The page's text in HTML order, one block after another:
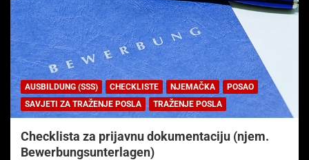
AUSBILDUNG (SSS) CHECKLISTE NJEMAČKA
POSAO
SAVJETI ZA TRAŽENJE POSLA
TRAŽENJE POSLA
Checklista za prijavnu dokumentaciju (njem.
Bewerbungsunterlagen)